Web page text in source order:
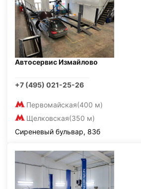
Автосервис Измайлово
+7 (495) 021-25-26
Первомайская(400 м)
Щелковская(350 м)
Сиреневый бульвар, 83б